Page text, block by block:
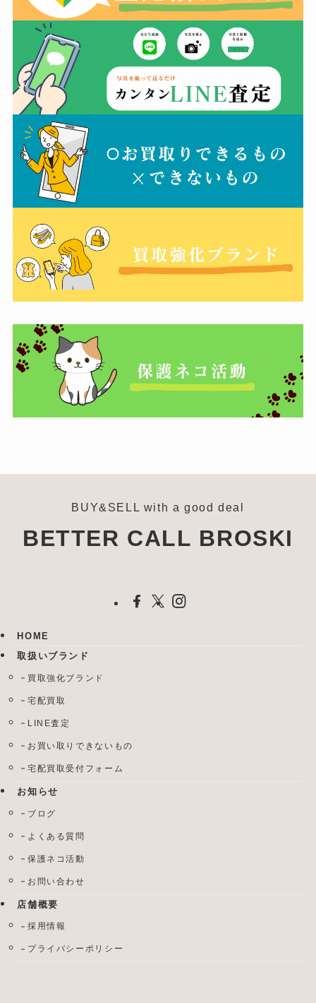
BUY&SELL with a good deal
BETTER CALL BROSKI
HOME
取扱いブランド
買取強化ブランド
宅配買取
LINE査定
お買い取りできないもの
宅配買取受付フォーム
お知らせ
ブログ
よくある質問
保護ネコ活動
お問い合わせ
店舗概要
採用情報
プライバシーポリシー